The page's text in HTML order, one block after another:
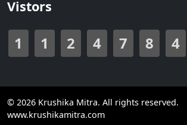
Vistors
1 1 2 4 7 8 4
© 2026 Krushika Mitra. All rights reserved.
www.krushikamitra.com